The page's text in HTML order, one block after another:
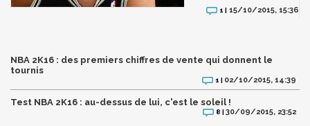
1 | 15/10/2015, 15:36
NBA 2K16 : des premiers chiffres de vente qui donnent le
tournis
1 | 02/10/2015, 14:39
Test NBA 2K16 : au-dessus de lui, c'est le soleil !
8 | 30/09/2015, 23:52